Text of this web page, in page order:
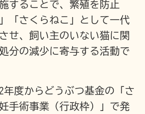
することで、繁殖を防止
「さくらねこ」として一代
せ、飼い主のいない猫に関
分の減少に寄与する活動で
年度からどうぶつ基金の「さ
手術事業（行政枠）」で発